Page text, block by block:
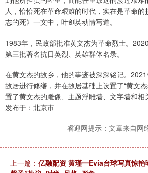
人，恰恰死在革命艰难的时代，实在是革命的
志的死》一文中，叶剑英动情写道。
1983年，民政部批准黄文杰为革命烈士。
第三批著名抗日英烈、英雄群体名录。
在黄文杰的故乡，他的事迹被深深铭记。
故居进行修缮，并在故居基础上设置了“黄文
置了黄文杰的雕像、主题浮雕墙、文字墙和相
发布于：北京市
睿迎网提示：文章来自网
上一篇： 亿融配资 黄瑾一Evia台球写真惊艳